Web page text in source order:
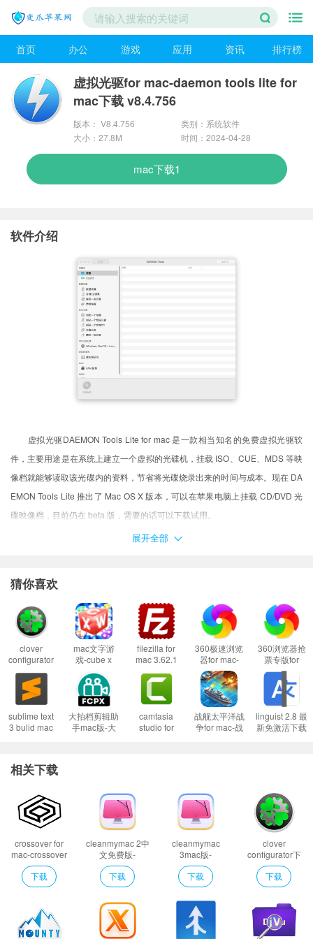
首页 办公 游戏 应用 资讯 排行榜
虚拟光驱for mac-daemon tools lite for
mac下载 v8.4.756
版本： V8.4.756
类别：系统软件
大小：27.8M
时间：2024-04-28
mac下载1
软件介绍
虚拟光驱DAEMON Tools Lite for mac 是一款相当知名的免费虚拟光驱软
件，主要用途是在系统上建立一个虚拟的光碟机，挂载 ISO、CUE、MDS 等映
像档就能够读取该光碟内的资料，节省将光碟烧录出来的时间与成本。现在 DA
EMON Tools Lite 推出了 Mac OS X 版本，可以在苹果电脑上挂载 CD/DVD 光
碟映像档，目前仍在 beta 版，需要的话可以下载试用。
XX软件已损坏，无法打开，你应该将它移到废纸篓
打不开XX软件，因为它来自身份不明的开发者
打不开XX软件，因为Apple无法检查其是否包含恶意软件
当你遇到上述问题的时候：
1、首先这样设置试试：
到这里一般情况下应用都可以运行了。
然而有的应用开启了任何来源还是不行，这是因为苹果进一步收缩了对未
签名应用的权限，这时候就需要通过过“终端”执行命令行代码来绕过应用签名认
2、执行命令绕过苹果的公证Gatekeeper：
以上操作如果还不能解决，那就需要关闭SIP系统完整性保护才可以了。
3、关闭SIP系统完整性保护：
Mac怎么关闭SIP系统完整性 Mac SIP怎么关
软件特色
智能加载和镜像软件，装载所有类型的映像文件和虚拟硬盘，收集整理智
7支持，可享有基础功能永久更新，可免费享有任一高级特性。
展开全部
猜你喜欢
clover
configurator
下载-clover
configurator
mac版下载
v5.23.1.0中文
版
mac文字游
戏-cube x
words for
mac下载 v1.1
filezilla for
mac 3.62.1
360极速浏览
器for mac-
360极速浏览
器mac版下载
v12.2.1662.0
360浏览器抢
票专版for
mac-360浏览
器抢票版mac
版下载
v1.0.1090.0
sublime text
3 bulid mac
v4.0.0.4138
大拍档剪辑助
手mac版-大
camtasia
studio for
战舰太平洋战
争for mac-战
linguist 2.8 最
新免激活下载
相关下载
crossover for
mac-crossover
mac版下载
v22.0.0.35485
下载
cleanmymac 2中
文免费版-
cleanmymac 2中
文版下载 v4.11
正式版
下载
cleanmymac
3mac版-
cleanmymac 3
for mac下载
v4.11
下载
clover
configurator下
载-clover
configurator mac
版下载 v5.23.1.0
下载